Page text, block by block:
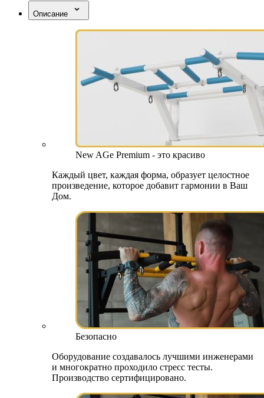
Описание
New AGe Premium - это красиво
Каждый цвет, каждая форма, образует целостное
произведение, которое добавит гармонии в Ваш
Дом.
Безопасно
Оборудование создавалось лучшими инженерами
и многократно проходило стресс тесты.
Производство сертифицировано.